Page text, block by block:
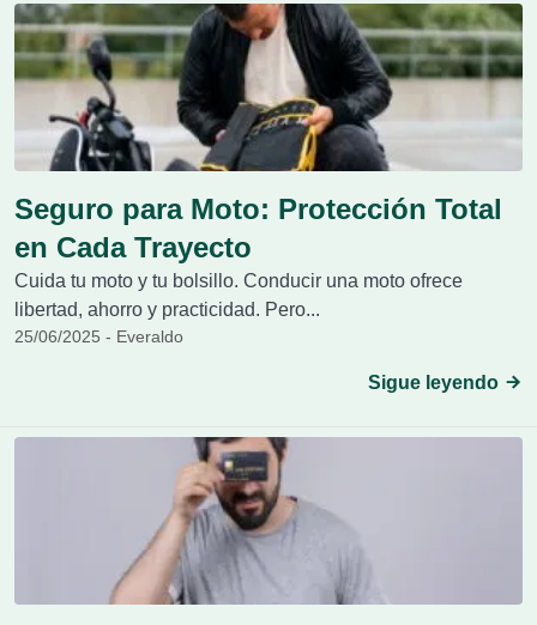
Seguro para Moto: Protección Total
en Cada Trayecto
Cuida tu moto y tu bolsillo. Conducir una moto ofrece
libertad, ahorro y practicidad. Pero...
25/06/2025 - Everaldo
Sigue leyendo